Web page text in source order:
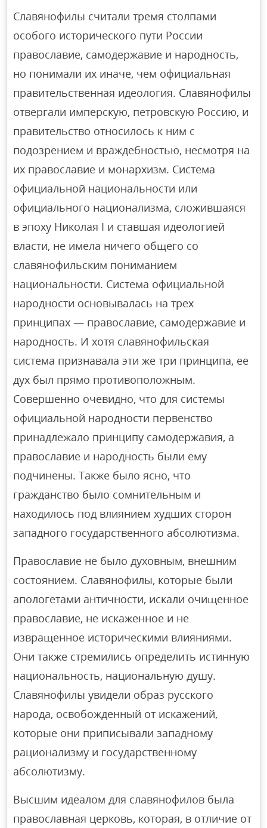
Славянофилы считали тремя столпами
особого исторического пути России
православие, самодержавие и народность,
но понимали их иначе, чем официальная
правительственная идеология. Славянофилы
отвергали имперскую, петровскую Россию, и
правительство относилось к ним с
подозрением и враждебностью, несмотря на
их православие и монархизм. Система
официальной национальности или
официального национализма, сложившаяся
в эпоху Николая I и ставшая идеологией
власти, не имела ничего общего со
славянофильским пониманием
национальности. Система официальной
народности основывалась на трех
принципах — православие, самодержавие и
народность. И хотя славянофильская
система признавала эти же три принципа, ее
дух был прямо противоположным.
Совершенно очевидно, что для системы
официальной народности первенство
принадлежало принципу самодержавия, а
православие и народность были ему
подчинены. Также было ясно, что
гражданство было сомнительным и
находилось под влиянием худших сторон
западного государственного абсолютизма.
Православие не было духовным, внешним
состоянием. Славянофилы, которые были
апологетами античности, искали очищенное
православие, не искаженное и не
извращенное историческими влияниями.
Они также стремились определить истинную
национальность, национальную душу.
Славянофилы увидели образ русского
народа, освобожденный от искажений,
которые они приписывали западному
рационализму и государственному
абсолютизму.
Высшим идеалом для славянофилов была
православная церковь, которая, в отличие от